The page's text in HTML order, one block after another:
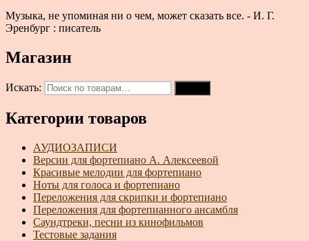
Музыка, не упоминая ни о чем, может сказать все. - И. Г.
Эренбург : писатель
Магазин
Искать:
Категории товаров
АУДИОЗАПИСИ
Версии для фортепиано А. Алексеевой
Красивые мелодии для фортепиано
Ноты для голоса и фортепиано
Переложения для скрипки и фортепиано
Переложения для фортепианного ансамбля
Саундтреки, песни из кинофильмов
Тестовые задания